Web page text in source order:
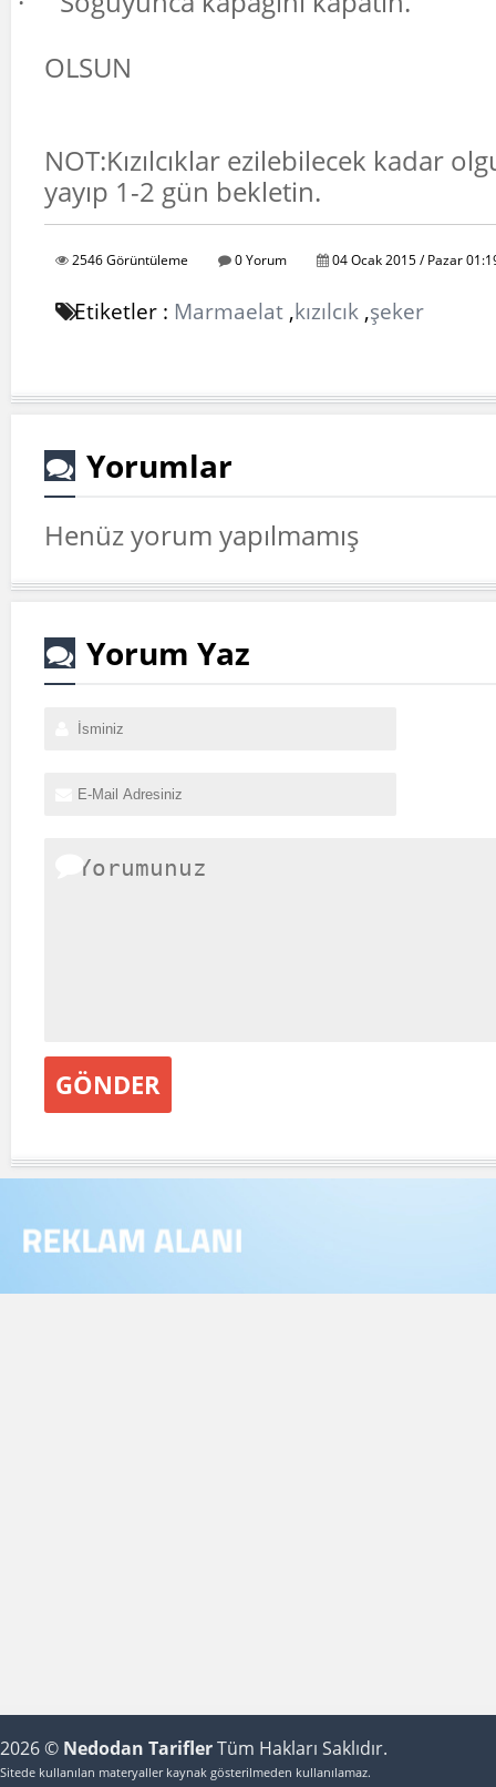
OLSUN
NOT:Kızılcıklar ezilebilecek kadar
yayıp 1-2 gün bekletin.
2546 Görüntüleme 0 Yorum 04 Ocak 2015 / Pazar
Etiketler : Marmaelat ,kızılcık ,şeker
Yorumlar
Henüz yorum yapılmamış
Yorum Yaz
GÖNDER
2026 © Nedodan TariflerTüm Hakları Saklıdır.
Sitede kullanılan materyaller kaynak gösterilmeden kullanılamaz.